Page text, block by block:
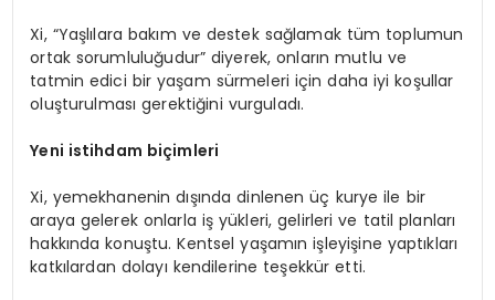
Xi, “Yaşlılara bakım ve destek sağlamak tüm toplumun
ortak sorumluluğudur” diyerek, onların mutlu ve
tatmin edici bir yaşam sürmeleri için daha iyi koşullar
oluşturulması gerektiğini vurguladı.
Yeni istihdam biçimleri
Xi, yemekhanenin dışında dinlenen üç kurye ile bir
araya gelerek onlarla iş yükleri, gelirleri ve tatil planları
hakkında konuştu. Kentsel yaşamın işleyişine yaptıkları
katkılardan dolayı kendilerine teşekkür etti.